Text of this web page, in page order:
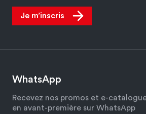
Je m’inscris
WhatsApp
Recevez nos promos et e-
en avant-première sur WhatsApp